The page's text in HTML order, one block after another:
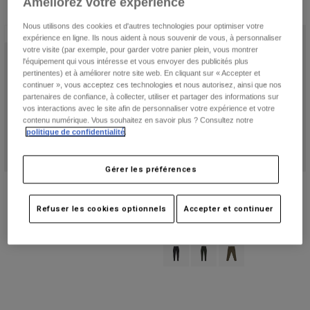
Pantalons
Shorts
Vestes
Gants
Protections
Masques
Gants
Vestes
Protections
Chaussettes
Sacs et accessoires
Chemises
Voir tout
Femme
T-shirts et tops
Sweats et Pulls
Pantalons
Masques
Chaussettes
Voir tout
Moto
Maillots
Pantalons
Edition limitée
Pantalon Flexair Awareness Limited
Edition Junior
129,99 €
Pantalon Ranger Junior
89,99 €
Product swatch type of Noir.
Product swatch type of
Product swatch type
Nous utilisons des cookies et d'autres technologies pour optimiser votre
expérience en ligne. Ils nous aident à nous souvenir de vous, à personnaliser
votre visite (par exemple, pour garder votre panier plein, vous montrer
l'équipement qui vous intéresse et vous envoyer des publicités plus
pertinentes) et à améliorer notre site web. En cliquant sur « Accepter et
continuer », vous acceptez ces technologies et nous autorisez, ainsi que nos
partenaires de confiance, à collecter, utiliser et partager des informations sur
vos interactions avec le site afin de personnaliser votre expérience et votre
contenu numérique. Vous souhaitez en savoir plus ? Consultez notre
politique de confidentialité
Gérer les préférences
Refuser les cookies optionnels Accepter et continuer